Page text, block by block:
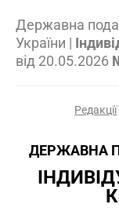
Державна
України |
від 20.05.2026
Редакції
ДЕРЖАВНА